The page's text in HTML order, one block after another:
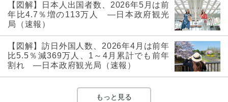
【図解】日本人出国者数、2026年5月は前
年比4.7％増の113万人 ―日本政府観光
局（速報）
【図解】訪日外国人数、2026年4月は前年
比5.5％減369万人、1～4月累計でも前年
割れ ―日本政府観光局（速報）
もっと見る